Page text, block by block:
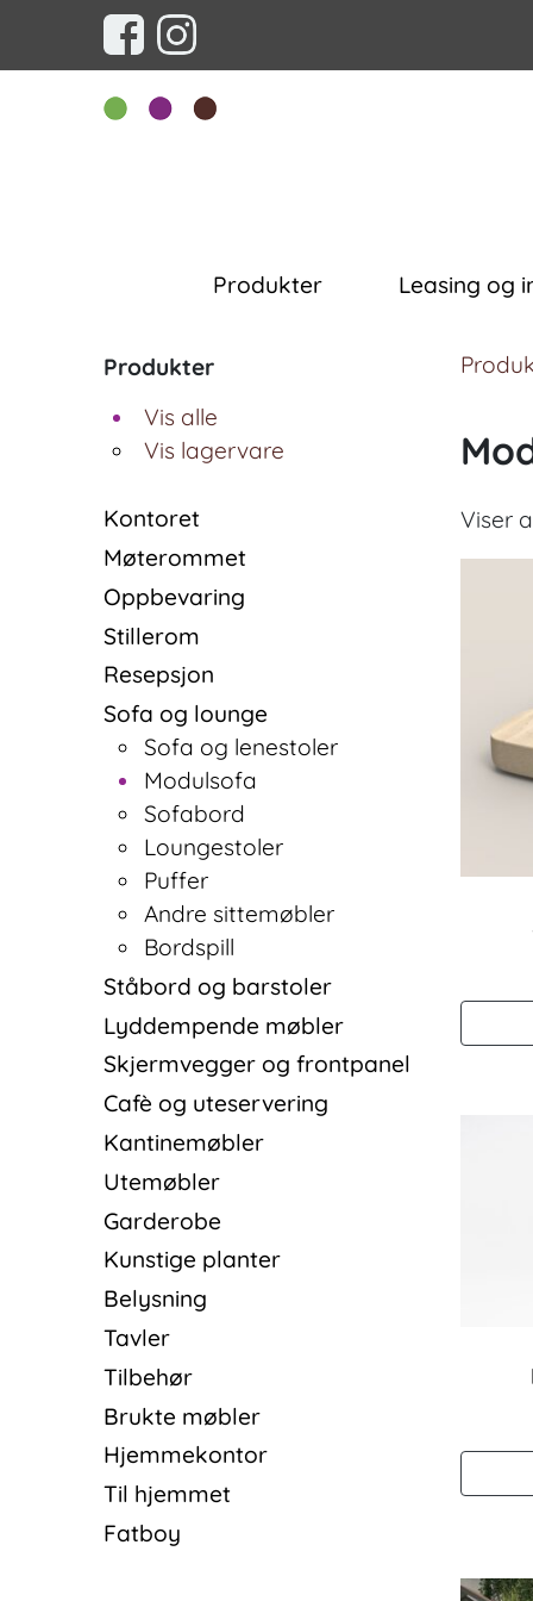
Produkter Leasing og
Produkter
Vis alle
Vis lagervare
Kontoret
Møterommet
Oppbevaring
Stillerom
Resepsjon
Sofa og lounge
Sofa og lenestoler
Modulsofa
Sofabord
Loungestoler
Puffer
Andre sittemøbler
Bordspill
Ståbord og barstoler
Lyddempende møbler
Skjermvegger og frontpanel
Cafè og uteservering
Kantinemøbler
Utemøbler
Garderobe
Kunstige planter
Belysning
Tavler
Tilbehør
Brukte møbler
Hjemmekontor
Til hjemmet
Fatboy
Viser